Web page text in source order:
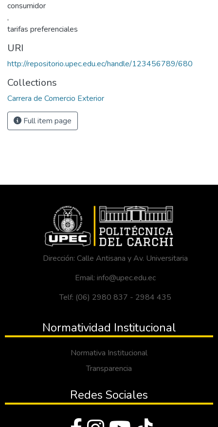
consumidor
,
tarifas preferenciales
URI
http://repositorio.upec.edu.ec/handle/123456789/680
Collections
Carrera de Comercio Exterior
Full item page
Dirección: Calle Antisana y Av. Universitaria
Email: info@upec.edu.ec
Telf: (06) 2980 837 - 2984 435
Normatividad Institucional
Normativa Institucional
Transparencia
Redes Sociales